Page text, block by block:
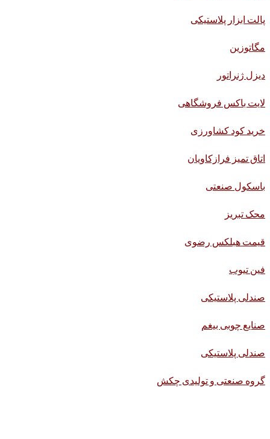
پالت ابزار پلاستیکی
مگاتوزین
دیزل ژنراتور
لایت باکس فروشگاهی
خرید کود کشاورزی
اتاق تمیز فرازکاویان
باسکول صنعتی
محک تبریز
قیمت هبلکس رضوی
فین تیوب
صندلی پلاستیکی
صنایع چوبی بیغم
صندلی پلاستیکی
گروه صنعتی و تولیدی چکش